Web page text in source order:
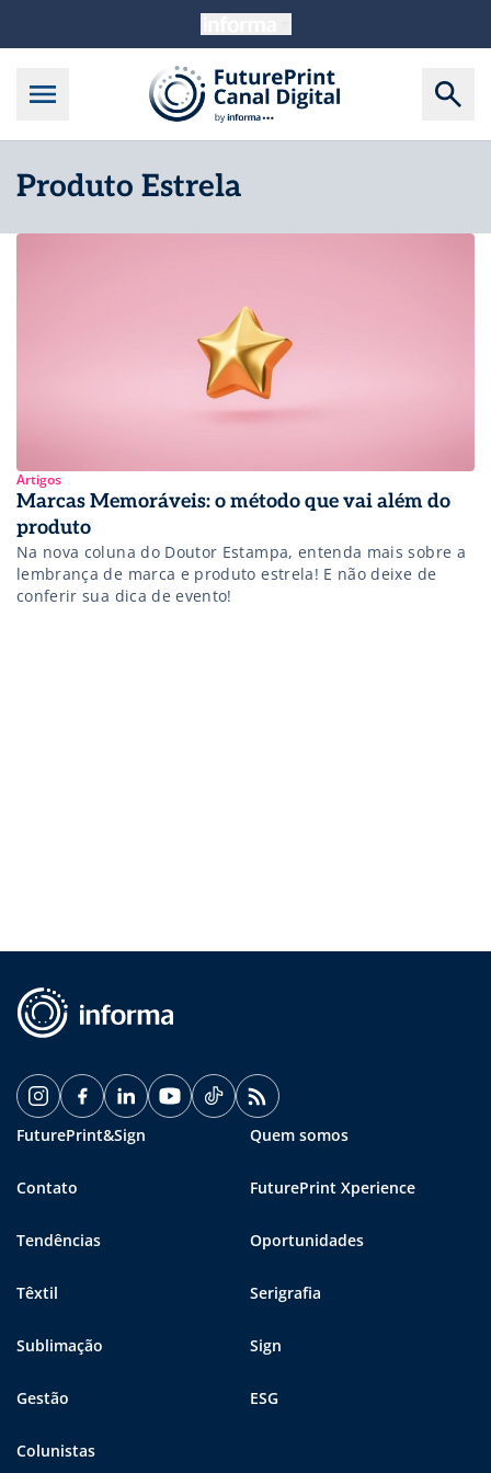
Produto Estrela
Artigos
Marcas Memoráveis: o método que vai além do
produto
Na nova coluna do Doutor Estampa, entenda mais sobre a
lembrança de marca e produto estrela! E não deixe de
conferir sua dica de evento!
FuturePrint&Sign Quem somos
Contato FuturePrint Xperience
Tendências Oportunidades
Têxtil Serigrafia
Sublimação Sign
Gestão ESG
Colunistas